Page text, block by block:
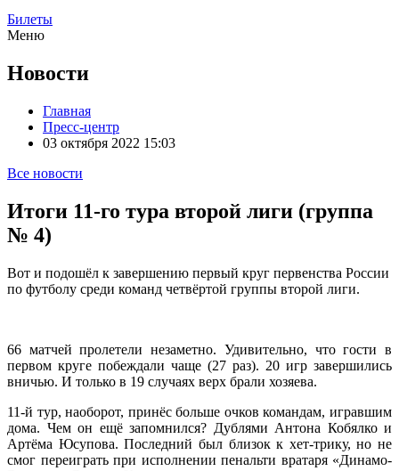
Билеты
Меню
Новости
Главная
Пресс-центр
03 октября 2022 15:03
Все новости
Итоги 11-го тура второй лиги (группа
№ 4)
Вот и подошёл к завершению первый круг первенства России
по футболу среди команд четвёртой группы второй лиги.
66 матчей пролетели незаметно. Удивительно, что гости в
первом круге побеждали чаще (27 раз). 20 игр завершились
вничью. И только в 19 случаях верх брали хозяева.
11-й тур, наоборот, принёс больше очков командам, игравшим
дома. Чем он ещё запомнился? Дублями Антона Кобялко и
Артёма Юсупова. Последний был близок к хет-трику, но не
смог переиграть при исполнении пенальти вратаря «Динамо-